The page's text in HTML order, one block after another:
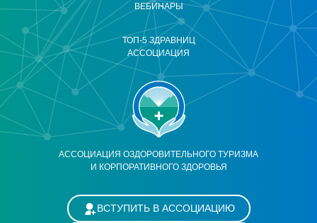
АССОЦИАЦИЯ ОЗДОРОВИТЕЛЬНОГО ТУРИЗМА
И КОРПОРАТИВНОГО ЗДОРОВЬЯ
ВЕБИНАРЫ
ТОП-5 ЗДРАВНИЦ
АССОЦИАЦИЯ
ВСТУПИТЬ В АССОЦИАЦИЮ